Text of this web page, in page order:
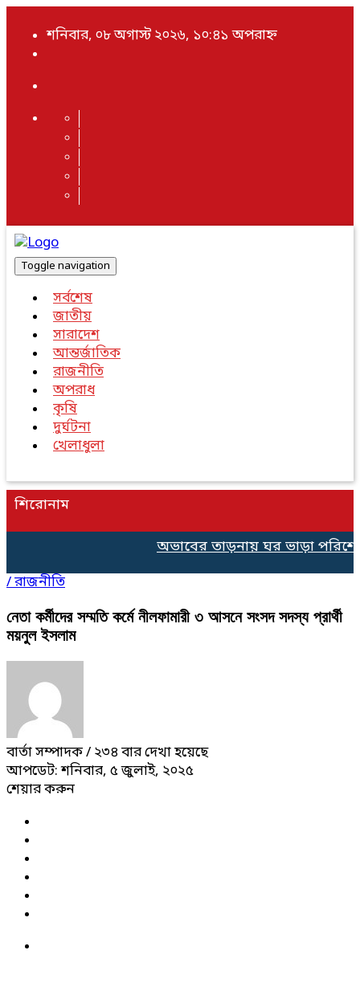
শনিবার, ০৮ অগাস্ট ২০২৬, ১০:৪১ অপরাহ্ন
Toggle navigation
সর্বশেষ
জাতীয়
সারাদেশ
আন্তর্জাতিক
রাজনীতি
অপরাধ
কৃষি
দুর্ঘটনা
খেলাধুলা
শিরোনাম
অভাবের তাড়নায় ঘর ভাড়া
/রাজনীতি
নেতা কর্মীদের সম্মতি কর্মে নীলফামারী ৩ আসনে সংসদ সদস্য প্রার্থী
ময়নুল ইসলাম
বার্তা সম্পাদক/ ২৩৪ বার দেখা হয়েছে
আপডেট: শনিবার, ৫ জুলাই, ২০২৫
শেয়ার করুন